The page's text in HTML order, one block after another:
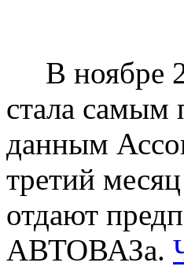
В ноябре
стала самым
данным
третий
отдают
АВТОВАЗа.